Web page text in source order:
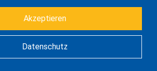
Akzeptieren
Datenschutz